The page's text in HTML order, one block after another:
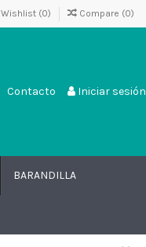
Wishlist (0) Compare (0)
Contacto Iniciar sesión
BARANDILLA